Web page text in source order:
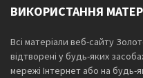
ВИКОРИСТАННЯ
Всі матеріали веб-сайту
відтворені у будь-яких
мережі Інтернет або на будь-